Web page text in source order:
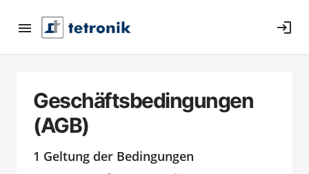
login
Geschäftsbedingungen
(AGB)
1 Geltung der Bedingungen